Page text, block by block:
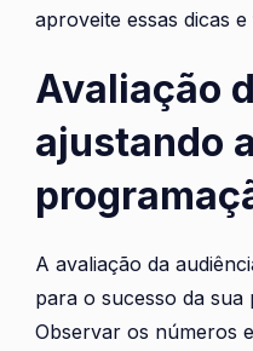
aproveite essas dicas
Avaliação
ajustando a
A avaliação da
para o sucesso da
Observar os números